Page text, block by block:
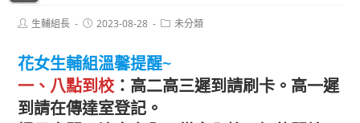
Post生輔組長
Post2023-08-28
Post未分類
花女生輔組溫馨提醒~
一、八點到校：高二高三遲到請刷卡。高一遲
到請在傳達室登記。